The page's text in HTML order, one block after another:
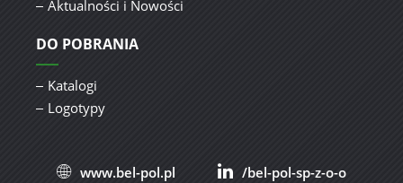
Aktualności i Nowości
DO POBRANIA
Katalogi
Logotypy
www.bel-pol.pl
/bel-pol-sp-z-o-o